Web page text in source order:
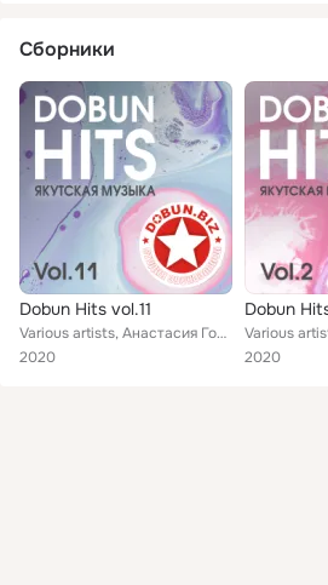
Сборники
Dobun Hits vol.11
Various artists, Анастасия Готовцева, Владимр Прокопьев, Дэгит, Айталы, Элина Иннокентьева, Мичил Моисеев, Алексей Старков & ATA...
2020
Dobun
2020